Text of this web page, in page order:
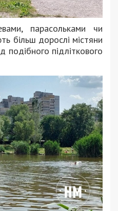
парасольками чи
більш дорослі містяни
подібного підліткового